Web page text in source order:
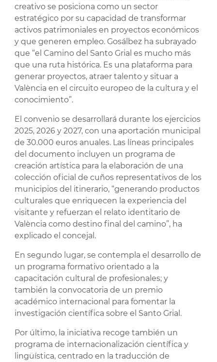
creativo se posiciona como un sector
estratégico por su capacidad de transformar
activos patrimoniales en proyectos económicos
y que generen empleo. Gosálbez ha subrayado
que “el Camino del Santo Grial es mucho más
que una ruta histórica. Es una plataforma para
generar proyectos, atraer talento y situar a
València en el circuito europeo de la cultura y el
conocimiento”.
El convenio se desarrollará durante los ejercicios
2025, 2026 y 2027, con una aportación municipal
de 30.000 euros anuales. Las líneas principales
del documento incluyen un programa de
creación artística para la elaboración de una
colección oficial de cuños representativos de los
municipios del itinerario, “generando productos
culturales que enriquecen la experiencia del
visitante y refuerzan el relato identitario de
València como destino final del camino”, ha
explicado el concejal.
En segundo lugar, se contempla el desarrollo de
un programa formativo orientado a la
capacitación cultural de profesionales; y
también la convocatoria de un premio
académico internacional para fomentar la
investigación científica sobre el Santo Grial.
Por último, la iniciativa recoge también un
programa de internacionalización científica y
lingüística, centrado en la traducción de